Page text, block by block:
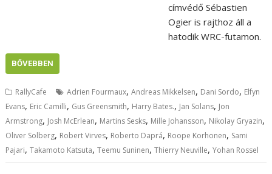
címvédő Sébastien
Ogier is rajthoz áll a
hatodik WRC-futamon.
BŐVEBBEN
RallyCafe Adrien Fourmaux,Andreas Mikkelsen, Dani Sordo, Elfyn
Evans, Eric Camilli, Gus Greensmith, Harry Bates., Jan Solans, Jon
Armstrong, Josh McErlean, Martins Sesks, Mille Johansson, Nikolay Gryazin,
Oliver Solberg, Robert Virves, Roberto Daprá, Roope Korhonen, Sami
Pajari,Takamoto Katsuta,Teemu Suninen,Thierry Neuville,Yohan Rossel